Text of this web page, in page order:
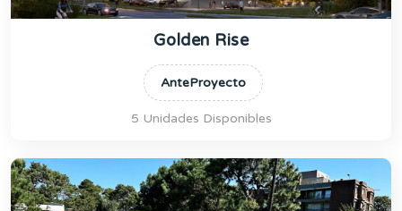
Golden Rise
AnteProyecto
5 Unidades Disponibles